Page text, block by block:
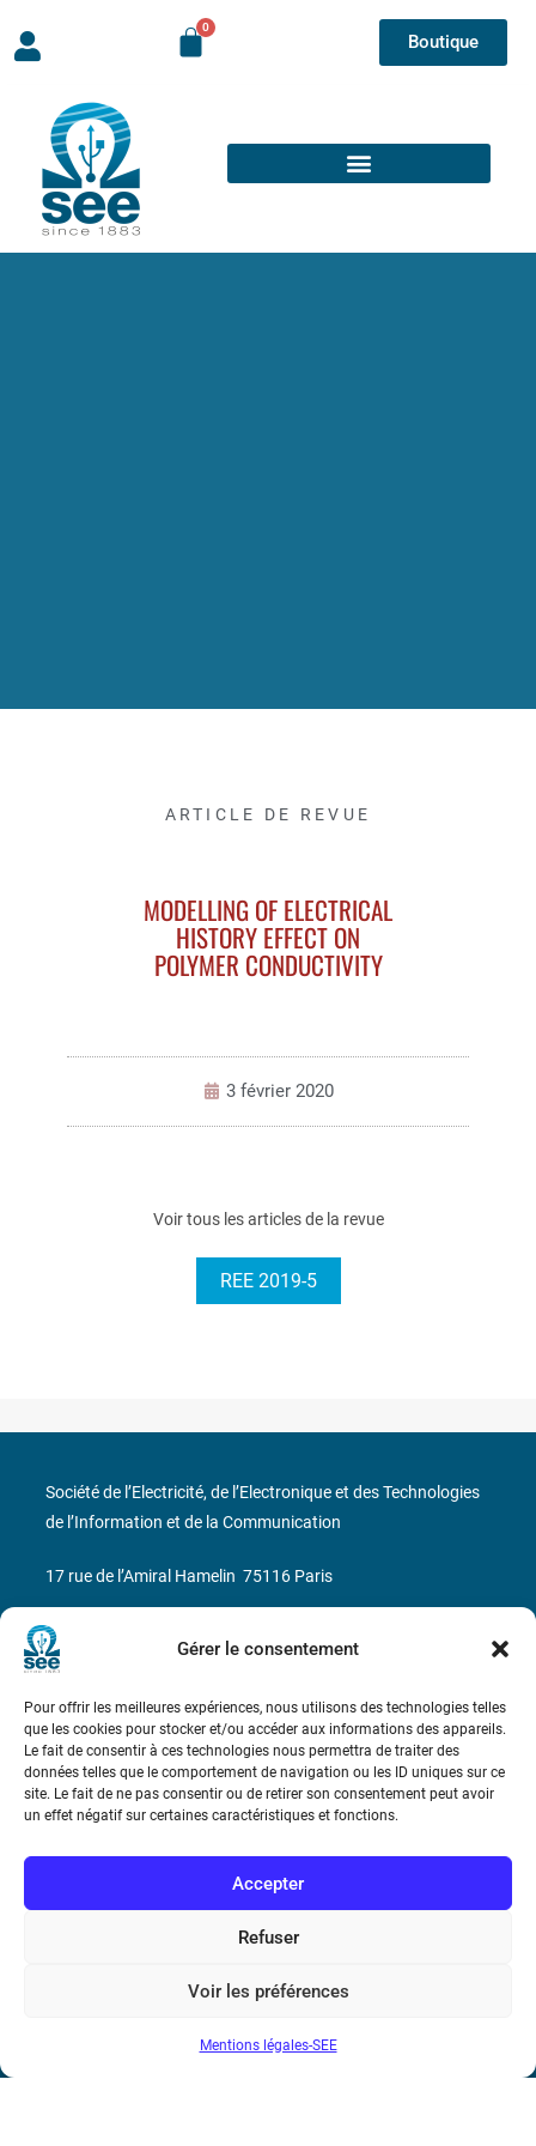
Gérer le consentement
Pour offrir les meilleures expériences, nous utilisons des technologies telles
que les cookies pour stocker et/ou accéder aux informations des appareils.
Le fait de consentir à ces technologies nous permettra de traiter des
données telles que le comportement de navigation ou les ID uniques sur ce
site. Le fait de ne pas consentir ou de retirer son consentement peut avoir
un effet négatif sur certaines caractéristiques et fonctions.
Accepter
Refuser
Voir les préférences
Mentions légales-SEE
Boutique
ARTICLE DE REVUE
MODELLING OF ELECTRICAL
HISTORY EFFECT ON
POLYMER CONDUCTIVITY
3 février 2020
Voir tous les articles de la revue
REE 2019-5
Bicentenaire des découvertes d’André-
Conditions Générales de Vente
Mentions légales
Société de l’Electricité, de l’Electronique et des Technologies
de l’Information et de la Communication
17 rue de l’Amiral Hamelin 75116 Paris
Métro : « Boissière » Ligne 6 et « Iéna » Ligne 9
N° de SIREN : 785 393 232, Code APE : 9412Z TVA intra-
communautaire : FR44 785 393 232